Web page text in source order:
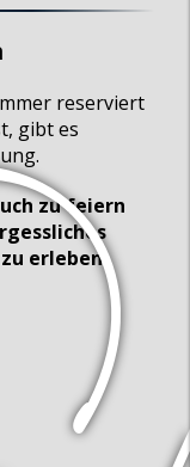
reserviert
gibt es
zu feiern
erleben!